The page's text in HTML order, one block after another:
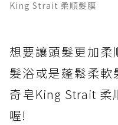
King Strait 柔順髮膜
想要讓頭髮更加
髮浴或是蓬鬆柔軟
奇皂King Strait 柔
喔!